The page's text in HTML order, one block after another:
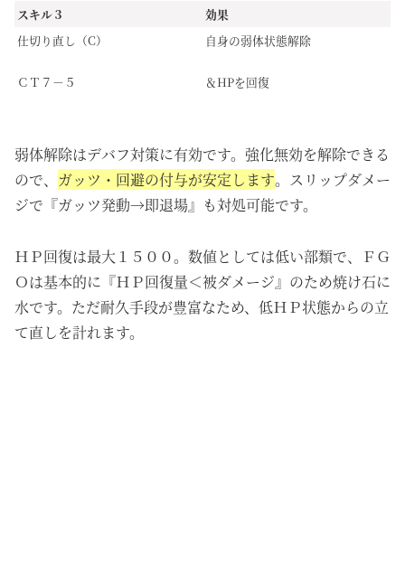
スキル３
効果
仕切り直し（C）
ＣＴ７－５
自身の弱体状態解除
＆HPを回復
弱体解除はデバフ対策に有効です。強化無効を解除できる
ので、 ガッツ・回避の付与が安定します。スリップダメー
ジで『ガッツ発動→即退場』も対処可能です。
ＨＰ回復は最大１５００。数値としては低い部類で、ＦＧ
Ｏは基本的に『ＨＰ回復量＜被ダメージ』のため焼け石に
水です。ただ耐久手段が豊富なため、低ＨＰ状態からの立
て直しを計れます。